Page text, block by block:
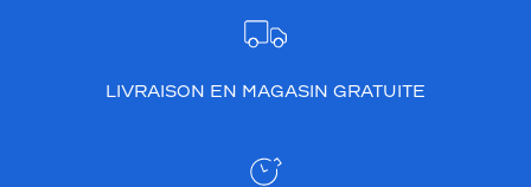
LIVRAISON EN MAGASIN GRATUITE